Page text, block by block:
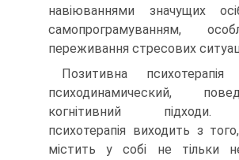
навіюваннями значущих
самопрограмуванням,
переживання стресових
Позитивна
психодинамический,
когнітивний підходи.
психотерапія виходить з
містить у собі не тільки